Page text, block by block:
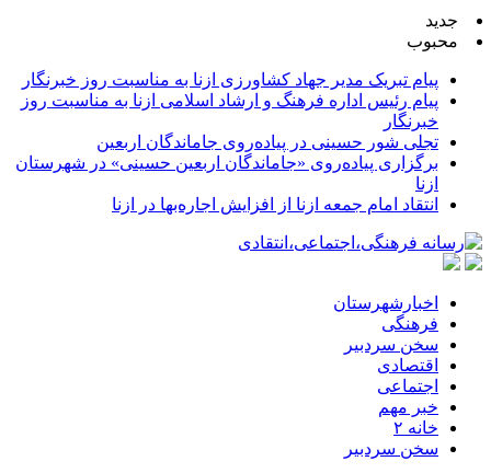
جدید
محبوب
پیام تبریک مدیر جهاد کشاورزی ازنا به مناسبت روز خبرنگار
پیام رئیس اداره فرهنگ و ارشاد اسلامی ازنا به مناسبت روز
خبرنگار
تجلی شور حسینی در پیاده‌روی جاماندگان اربعین
برگزاری پیاده‌روی «جاماندگان اربعین حسینی» در شهرستان
ازنا
انتقاد امام جمعه ازنا از افزایش اجاره‌بها در ازنا
اخبارشهرستان
فرهنگی
سخن سردبیر
اقتصادی
اجتماعی
خبر مهم
خانه ۲
سخن سردبیر